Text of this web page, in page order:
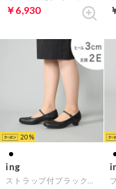
￥6,930
20
ing